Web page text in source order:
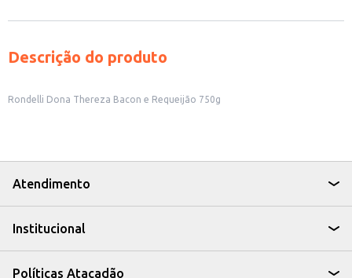
Descrição do produto
Rondelli Dona Thereza Bacon e Requeijão 750g
Atendimento
Institucional
Políticas Atacadão